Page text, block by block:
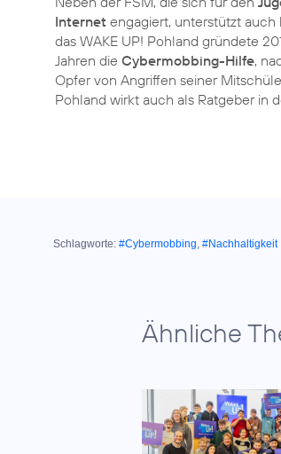
Internet engagiert, unterstützt auch
das WAKE UP! Pohland gründete
Jahren die Cybermobbing-Hilfe,
Opfer von Angriffen seiner
Pohland wirkt auch als Ratgeber in
Schlagworte: #Cybermobbing, #Nachhaltigkeit
Ähnliche